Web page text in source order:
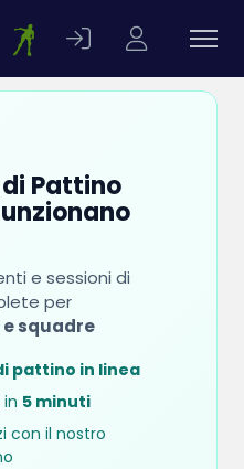
Pattino
e sessioni di
per
squadre
pattino in linea
5 minuti
con il nostro